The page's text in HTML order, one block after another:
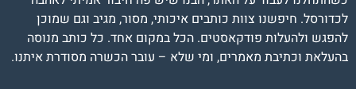
לכדורסל. חיפשנו צוות כותבים איכותי, מסור, מגיב וגם שמוכן
להפגש ולהעלות פודקאסטים. הכל במקום אחד. כל כותב מנוסה
בהעלאת וכתיבת מאמרים, ומי שלא – עובר הכשרה מסודרת איתנו.